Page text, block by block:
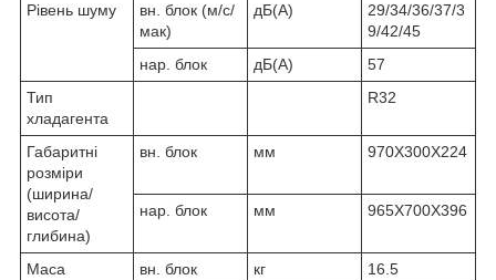
Рівень шуму
вн. блок (м/с/
мак)
дБ(А)
29/34/36/37/3
9/42/45
нар. блок
дБ(А)
57
Тип
хладагента
R32
Габаритні
розміри
(ширина/
висота/
глибина)
вн. блок мм 970X300X224
нар. блок мм 965X700X396
Маса вн. блок кг
16.5